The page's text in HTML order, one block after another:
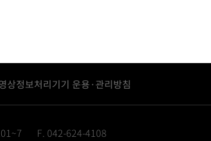
상정보처리기기 운용·관리방침
F. 042-624-4108